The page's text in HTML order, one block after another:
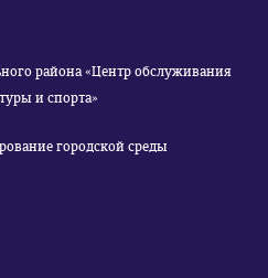
района «Центр обслуживания
и спорта»
городской среды